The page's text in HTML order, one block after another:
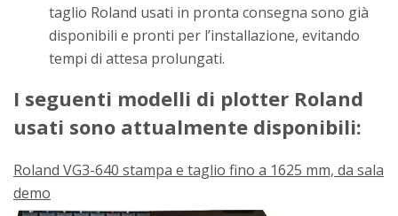
taglio Roland usati in pronta consegna sono già
disponibili e pronti per l’installazione, evitando
tempi di attesa prolungati.
I seguenti modelli di plotter Roland
usati sono attualmente disponibili:
Roland VG3-640 stampa e taglio fino a 1625 mm, da sala
demo